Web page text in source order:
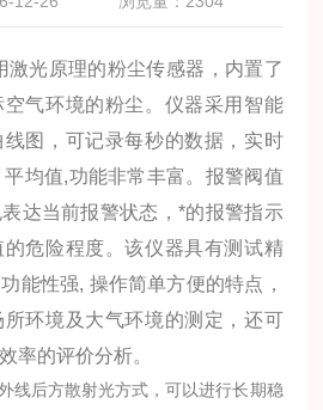
激光原理的粉尘传感器，内置了
气环境的粉尘。仪器采用智能
图，可记录每秒的数据，实时
均值,功能非常丰富。报警阀值
达当前报警状态，*的报警指示
危险程度。该仪器具有测试精
能性强, 操作简单方便的特点，
环境及大气环境的测定，还可
率的评价分析。
线后方散射光方式，可以进行长期稳